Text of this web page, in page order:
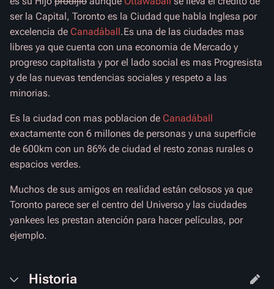
ser la Capital, Toronto es la Ciudad que habla Inglesa por
excelencia de Canadáball.Es una de las ciudades mas
libres ya que cuenta con una economia de Mercado y
progreso capitalista y por el lado social es mas Progresista
y de las nuevas tendencias sociales y respeto a las
minorias.
Es la ciudad con mas poblacion de Canadáball
exactamente con 6 millones de personas y una superficie
de 600km con un 86% de ciudad el resto zonas rurales o
espacios verdes.
Muchos de sus amigos en realidad están celosos ya que
Toronto parece ser el centro del Universo y las ciudades
yankees les prestan atención para hacer películas, por
ejemplo.
Historia